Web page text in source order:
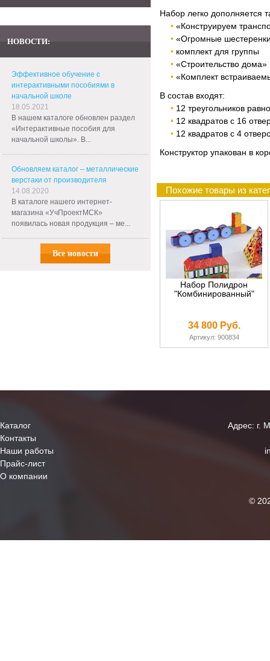
НОВОСТИ:
Эффективное обучение с
интерактивными пособиями в
начальной школе
18.05.2021
В нашем каталоге обновлен раздел
«Интерактивные пособия для
начальной школы». В...
Обновляем каталог – металлические
верстаки от производителя
14.08.2020
В каталоге нашего интернет-
магазина «УчПроектМСК»
появилась новая продукция – ме...
Все новости
Набор легко дополняется
«Конструируем
«Огромные
комплект для группы
«Строительство дома»
«Комплект
В состав входят:
12 треугольников
12 квадратов с 16
12 квадратов с 4
Конструктор упакован в
Похожие товары из
Набор Полидрон
"Комбинированный"
34 800 Руб.
Артикул: 900834
Каталог
Контакты
Наши работы
Прайс-лист
О компании
Адрес: г.
©